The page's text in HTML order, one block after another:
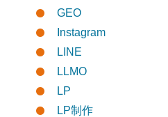
GEO
Instagram
LINE
LLMO
LP
LP制作